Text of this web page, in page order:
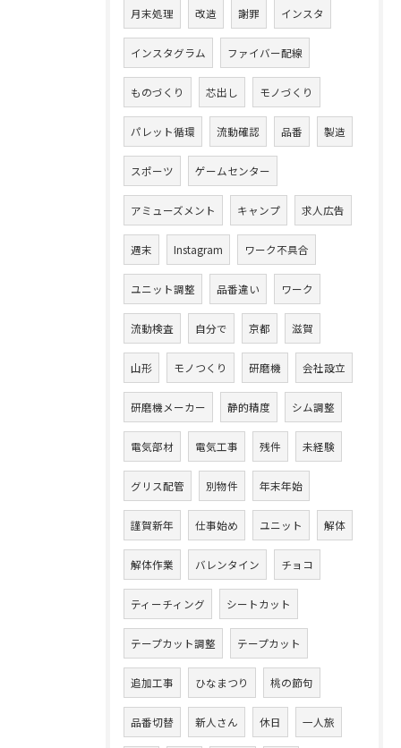
月末処理 改造 謝罪 インスタ
インスタグラム ファイバー配線
ものづくり 芯出し モノづくり
パレット循環 流動確認 品番 製造
スポーツ ゲームセンター
アミューズメント キャンプ 求人広告
週末 Instagram ワーク不具合
ユニット調整 品番違い ワーク
流動検査 自分で 京都 滋賀
山形 モノつくり 研磨機 会社設立
研磨機メーカー 静的精度 シム調整
電気部材 電気工事 残件 未経験
グリス配管 別物件 年末年始
謹賀新年 仕事始め ユニット 解体
解体作業 バレンタイン チョコ
ティーチィング シートカット
テープカット調整 テープカット
追加工事 ひなまつり 桃の節句
品番切替 新人さん 休日 一人旅